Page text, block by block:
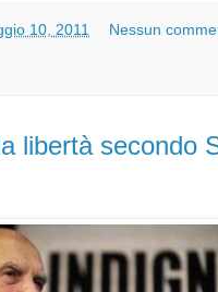
10, 2011 Nessun
libertà secondo